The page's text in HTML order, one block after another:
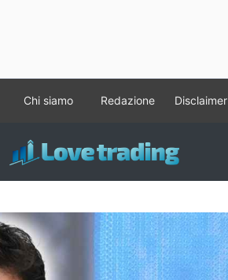
contenuto
Chi siamo Redazione Disclaimer